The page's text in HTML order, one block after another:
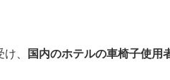
、
国内のホテルの車椅子使用